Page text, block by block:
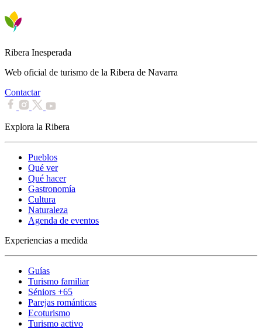
Ribera Inesperada
Web oficial de turismo de la Ribera de Navarra
Contactar
Explora la Ribera
Pueblos
Qué ver
Qué hacer
Gastronomía
Cultura
Naturaleza
Agenda de eventos
Experiencias a medida
Guías
Turismo familiar
Séniors +65
Parejas románticas
Ecoturismo
Turismo activo